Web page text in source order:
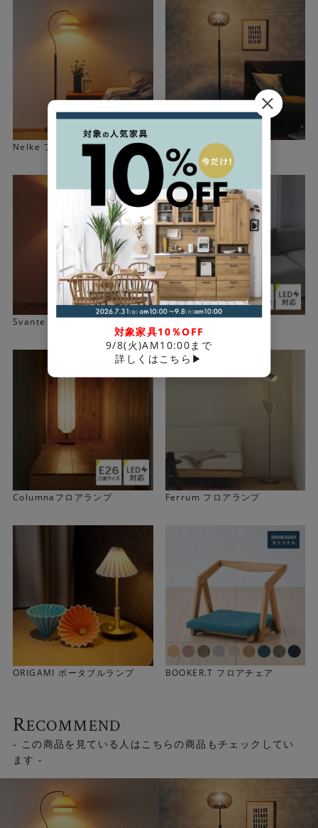
シェードは上下に抜けがあるタイプです。広い範囲を照ら
してくれます。
キナリのシェードはファブリック素材。ファブリックシェ
ードならではの優しい光が透過し、上品な光を放つ間接照
Nelke フロアランプ Melander フロアランプ
Svante フロアランプ Fersenフロアランプ
Columnaフロアランプ Ferrum フロアランプ
ORIGAMI ポータブルランプ BOOKER.T フロアチェア
RECOMMEND
- この商品を見ている人はこちらの商品もチェックしてい
ます -
対象家具10％OFF
9/8(火)AM10:00まで
詳しくはこちら▶